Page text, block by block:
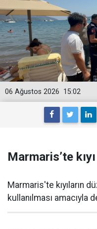
15:02
06 Ağustos 2026
Marmaris’te
Marmaris'te kıyıların
kullanılması